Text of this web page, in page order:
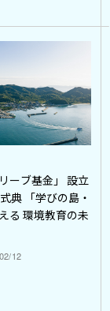
ーブ基金」 設立
典 「学びの島・
る 環境教育の未
12